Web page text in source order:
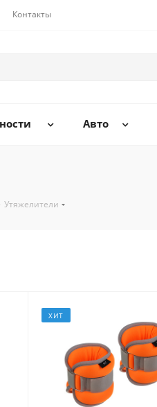
Контакты
Авто
Утяжелители
ХИТ